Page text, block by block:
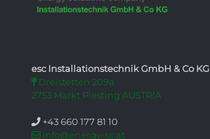
esc Installationstechnik GmbH & Co KG
Dreistetten 209a
2753 Markt Piesting AUSTRIA
+43 660 177 81 10
info@energy-sc.at